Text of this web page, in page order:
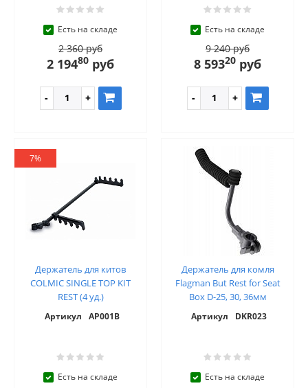
Есть на складе
2 360 руб
2 19480 руб
Есть на складе
9 240 руб
8 59320 руб
7%
Держатель для китов
COLMIC SINGLE TOP KIT
REST (4 уд.)
Артикул AP001B
Есть на складе
Держатель для комля
Flagman But Rest for Seat
Box D-25, 30, 36мм
Артикул DKR023
Есть на складе